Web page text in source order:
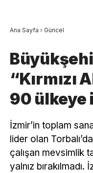
Ana Sayfa › Güncel
“Kırmızı
90 ülkeye
İzmir’in toplam
lider olan
çalışan mevsimlik
yalnız